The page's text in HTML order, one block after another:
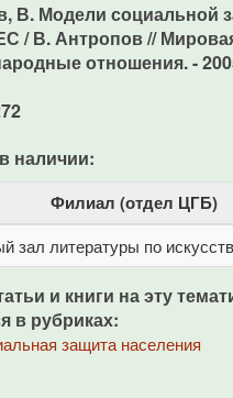
В. Модели социальной
/ В. Антропов //
отношения. -
наличии:
Филиал (отдел ЦГБ)
зал литературы по
и книги на эту
в рубриках:
защита населения